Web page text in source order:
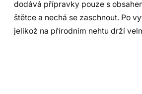
dodává přípravky pouze s
štětce a nechá se zaschnout. Po
jelikož na přírodním nehtu drží